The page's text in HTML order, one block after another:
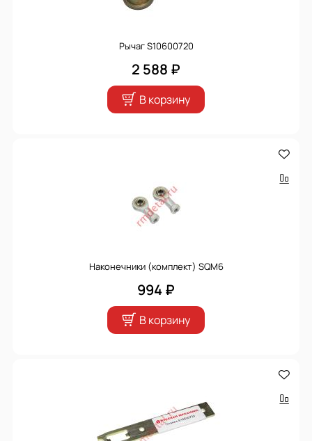
Рычаг S10600720
2 588 ₽
В корзину
Наконечники (комплект) SQM6
994 ₽
В корзину